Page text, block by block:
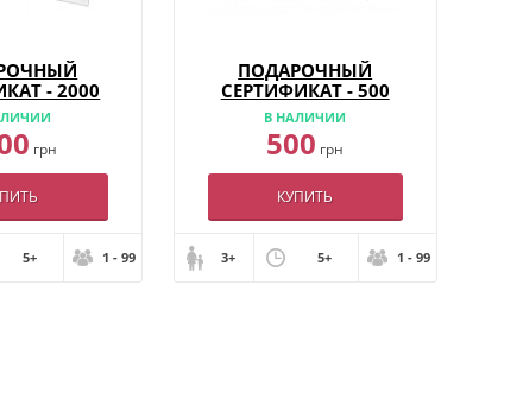
- 2000
грн
5+ 1 - 99
ПОДАРОЧНЫЙ
СЕРТИФИКАТ - 500
В НАЛИЧИИ
500 грн
КУПИТЬ
3+ 5+ 1 - 99